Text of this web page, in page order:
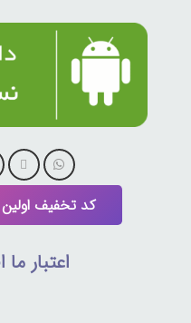
کد تخفیف اولین
اعتبار